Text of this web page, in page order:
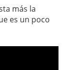
más la
es un poco